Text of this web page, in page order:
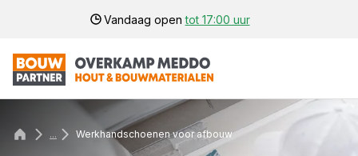
Vandaag opentot 17:00 uur
... Werkhandschoenen voor afbouw